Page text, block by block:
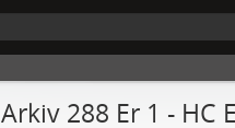
Arkiv 288 Er 1 - HC